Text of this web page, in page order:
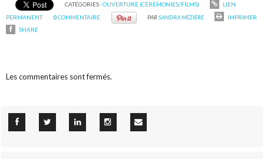
CATÉGORIES :OUVERTURE (CÉRÉMONIES/FILMS)
LIEN
PERMANENT
0COMMENTAIRE PARSANDRA MÉZIÈRE
IMPRIMER
SHARE
Les commentaires sont fermés.